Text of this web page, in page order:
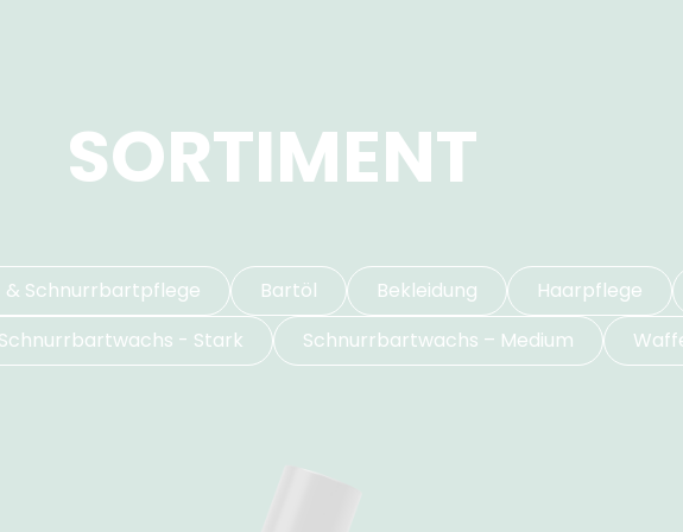
SORTIMENT
& Schnurrbartpflege Bartöl Bekleidung Haarpflege
Schnurrbartwachs - Stark Schnurrbartwachs – Medium